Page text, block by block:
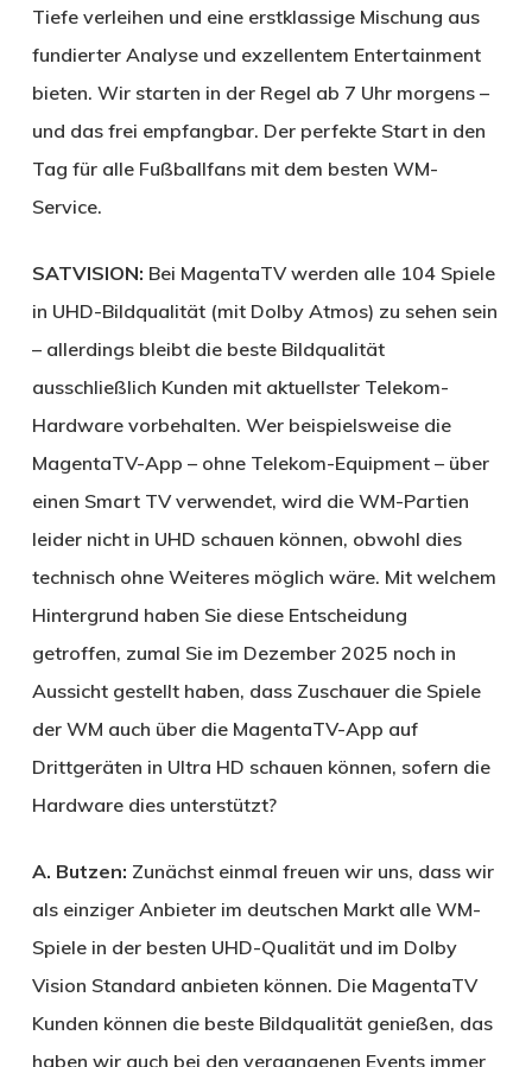
Tiefe verleihen und eine erstklassige Mischung aus
fundierter Analyse und exzellentem Entertainment
bieten. Wir starten in der Regel ab 7 Uhr morgens –
und das frei empfangbar. Der perfekte Start in den
Tag für alle Fußballfans mit dem besten WM-
Service.
SATVISION: Bei Magenta­TV werden alle 104 Spiele
in UHD-Bildqualität (mit Dolby Atmos) zu sehen sein
– allerdings bleibt die beste Bildqualität
ausschließlich Kunden mit aktuellster Telekom-
Hardware vorbehalten. Wer beispielsweise die
Magenta­TV-App – ohne Telekom-Equipment – über
einen Smart TV verwendet, wird die WM-Partien
leider nicht in UHD schauen können, obwohl dies
technisch ohne Weiteres möglich wäre. Mit welchem
Hintergrund haben Sie diese Entscheidung
getroffen, zumal Sie im Dezember 2025 noch in
Aussicht gestellt haben, dass Zuschauer die Spiele
der WM auch über die Magenta­TV-App auf
Drittgeräten in Ultra HD schauen können, sofern die
Hardware dies unterstützt?
A. Butzen: Zunächst einmal freuen wir uns, dass wir
als einziger Anbieter im deutschen Markt alle WM-
Spiele in der besten UHD-Qualität und im Dolby
Vision Standard anbieten können. Die Magenta­TV
Kunden können die beste Bildqualität genießen, das
haben wir auch bei den vergangenen Events immer